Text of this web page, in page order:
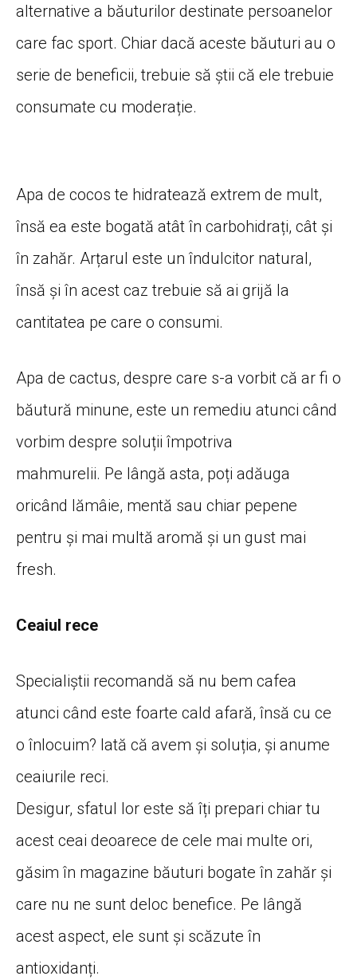
alternative a băuturilor destinate persoanelor
care fac sport. Chiar dacă aceste băuturi au o
serie de beneficii, trebuie să știi că ele trebuie
consumate cu moderație.
Apa de cocos te hidratează extrem de mult,
însă ea este bogată atât în carbohidrați, cât și
în zahăr. Arțarul este un îndulcitor natural,
însă și în acest caz trebuie să ai grijă la
cantitatea pe care o consumi.
Apa de cactus, despre care s-a vorbit că ar fi o
băutură minune, este un remediu atunci când
vorbim despre soluții împotriva
mahmurelii. Pe lângă asta, poți adăuga
oricând lămâie, mentă sau chiar pepene
pentru și mai multă aromă și un gust mai
fresh.
Ceaiul rece
Specialiștii recomandă să nu bem cafea
atunci când este foarte cald afară, însă cu ce
o înlocuim? Iată că avem și soluția, și anume
ceaiurile reci.
Desigur, sfatul lor este să îți prepari chiar tu
acest ceai deoarece de cele mai multe ori,
găsim în magazine băuturi bogate în zahăr și
care nu ne sunt deloc benefice. Pe lângă
acest aspect, ele sunt și scăzute în
antioxidanți.